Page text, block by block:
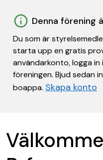
Denna förening
Du som är
starta upp en gratis
användarkonto, logga
föreningen. Bjud sedan
boappa. Skapa konto